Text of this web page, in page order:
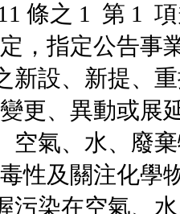
條之 1 第 1
定公告事業
新設、新提、
異動或展延
空氣、水、廢
關注化學物
污染在空氣、